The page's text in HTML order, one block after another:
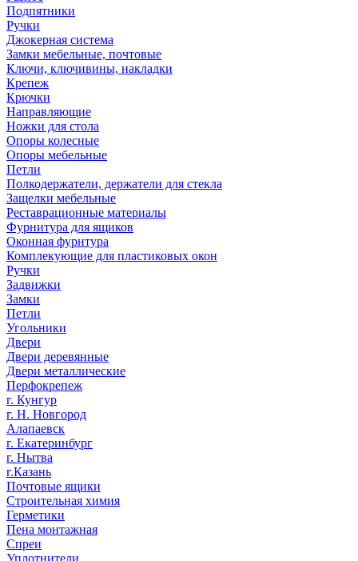
Подпятники
Ручки
Джокерная система
Замки мебельные, почтовые
Ключи, ключивины, накладки
Крепеж
Крючки
Направляющие
Ножки для стола
Опоры колесные
Опоры мебельные
Петли
Полкодержатели, держатели для стекла
Защелки мебельные
Реставрационные материалы
Фурнитура для ящиков
Оконная фурнтура
Комплекующие для пластиковых окон
Ручки
Задвижки
Замки
Петли
Угольники
Двери
Двери деревянные
Двери металлические
Перфокрепеж
г. Кунгур
г. Н. Новгород
Алапаевск
г. Екатеринбург
г. Нытва
г.Казань
Почтовые ящики
Строительная химия
Герметики
Пена монтажная
Спреи
Уплотнители